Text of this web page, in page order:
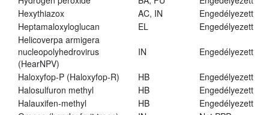
Hexythiazox
AC, IN
Engedélyezett
Heptamaloxyloglucan
EL
Engedélyezett
Helicoverpa armigera
nucleopolyhedrovirus
(HearNPV)
IN Engedélyezett
Haloxyfop-P (Haloxyfop-R) HB
Engedélyezett
Halosulfuron methyl
HB
Engedélyezett
Halauxifen-methyl
HB
Engedélyezett